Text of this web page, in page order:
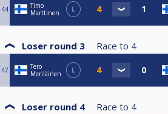
44
Timo
Marttinen
L
Loser round 3 Race to 4
47
Tero
Meriläinen
L
Loser round 4 Race to 4